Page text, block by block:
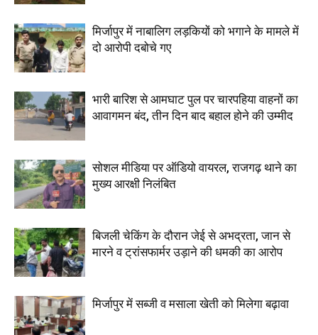
मिर्जापुर में नाबालिग लड़कियों को भगाने के मामले में
दो आरोपी दबोचे गए
भारी बारिश से आमघाट पुल पर चारपहिया वाहनों का
आवागमन बंद, तीन दिन बाद बहाल होने की उम्मीद
सोशल मीडिया पर ऑडियो वायरल, राजगढ़ थाने का
मुख्य आरक्षी निलंबित
बिजली चेकिंग के दौरान जेई से अभद्रता, जान से
मारने व ट्रांसफार्मर उड़ाने की धमकी का आरोप
मिर्जापुर में सब्जी व मसाला खेती को मिलेगा बढ़ावा